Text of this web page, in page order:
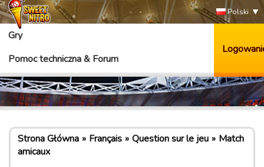
Polski
Gry
Pomoc techniczna & Forum
Strona Główna Français Question sur le jeu
Match
amicaux